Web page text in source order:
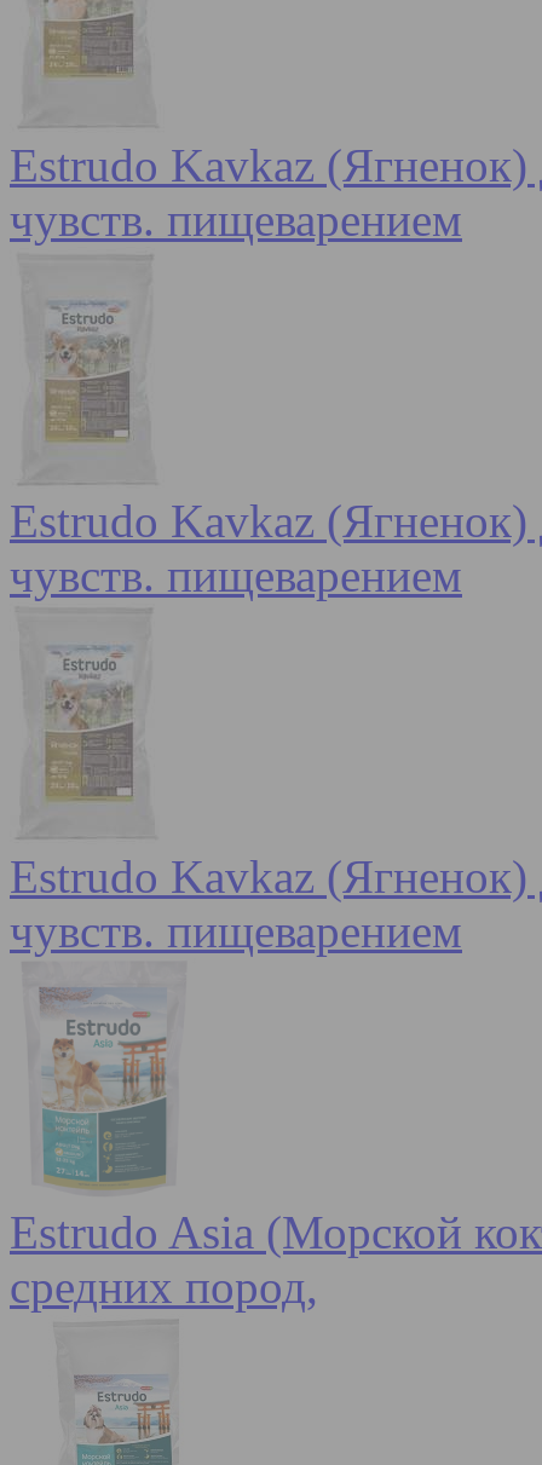
Estrudo Kavkaz (Ягненок)
чувств. пищеварением
Estrudo Kavkaz (Ягненок)
чувств. пищеварением
Estrudo Kavkaz (Ягненок)
чувств. пищеварением
Estrudo Asia (Морской
средних пород,